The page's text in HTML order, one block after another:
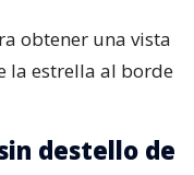
obtener una vista
la estrella al borde
destello de